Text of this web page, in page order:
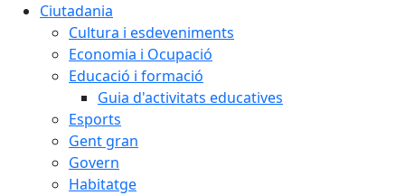
Ciutadania
Cultura i esdeveniments
Economia i Ocupació
Educació i formació
Guia d'activitats educatives
Esports
Gent gran
Govern
Habitatge